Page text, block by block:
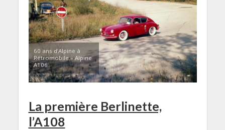
60 ans d’Alpine à
Rétromobile – Alpine
A106
La première Berlinette,
l’A108